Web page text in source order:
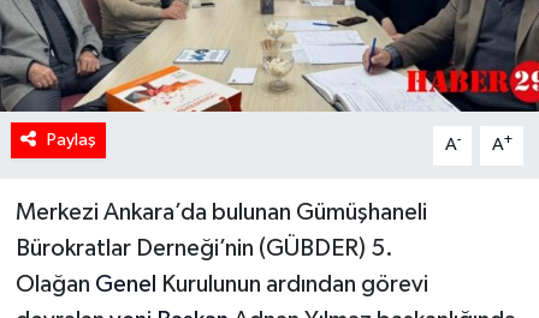
Paylaş A- A+
Merkezi Ankara’da bulunan Gümüşhaneli
Bürokratlar Derneği’nin (GÜBDER) 5.
Olağan Genel
Kurulunun ardından görevi